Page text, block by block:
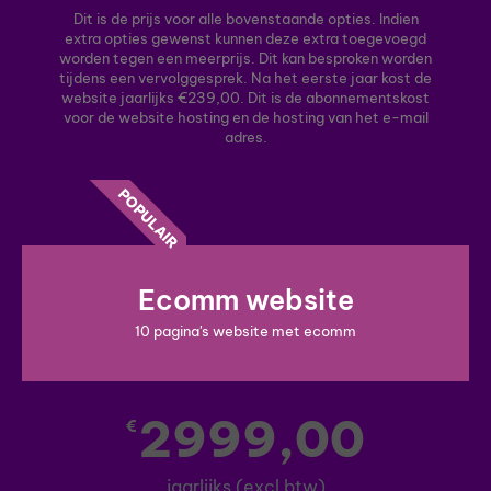
Dit is de prijs voor alle bovenstaande opties. Indien
extra opties gewenst kunnen deze extra toegevoegd
worden tegen een meerprijs. Dit kan besproken worden
tijdens een vervolggesprek. Na het eerste jaar kost de
website jaarlijks €239,00. Dit is de abonnementskost
voor de website hosting en de hosting van het e-mail
adres.
POPULAIR
Ecomm website
10 pagina's website met ecomm
€ 2999,00